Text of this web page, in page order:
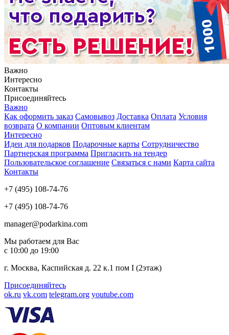
Важно
Интересно
Контакты
Присоединяйтесь
Важно
Как оформить заказ Самовывоз Доставка Оплата Условия
возврата О компании Оптовым клиентам
Интересно
Идеи для подарков Подарочные карты Сотрудничество
Партнерская программа Пригласить на тендер
Пользовательское соглашение Связаться с нами Карта сайта
Контакты
+7 (495) 108-74-76
+7 (495) 108-74-76
manager@podarkina.com
Мы работаем для Вас
с 10:00 до 19:00
г. Москва, Каспийская д. 22 к.1 пом I (2этаж)
Присоединяйтесь
ok.ru vk.com telegram.org youtube.com